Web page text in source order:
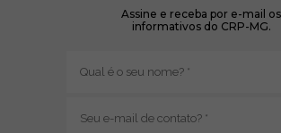
Assine e receba por e-mail os
informativos do CRP-MG.
mail